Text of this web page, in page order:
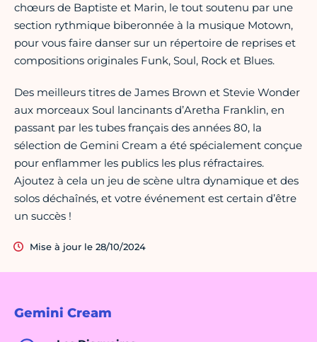
Gemini Cream
chœurs de Baptiste et Marin, le tout soutenu par une
section rythmique biberonnée à la musique Motown,
pour vous faire danser sur un répertoire de reprises et
compositions originales Funk, Soul, Rock et Blues.
Des meilleurs titres de James Brown et Stevie Wonder
aux morceaux Soul lancinants d’Aretha Franklin, en
passant par les tubes français des années 80, la
sélection de Gemini Cream a été spécialement conçue
pour enflammer les publics les plus réfractaires.
Ajoutez à cela un jeu de scène ultra dynamique et des
solos déchaînés, et votre événement est certain d’être
un succès !
Mise à jour le 28/10/2024